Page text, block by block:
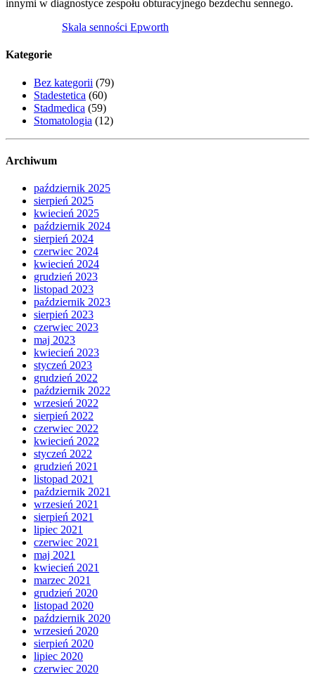
innymi w diagnostyce zespołu obturacyjnego bezdechu sennego.
Skala senności Epworth
Kategorie
Bez kategorii (79)
Stadestetica (60)
Stadmedica (59)
Stomatologia (12)
Archiwum
październik 2025
sierpień 2025
kwiecień 2025
październik 2024
sierpień 2024
czerwiec 2024
kwiecień 2024
grudzień 2023
listopad 2023
październik 2023
sierpień 2023
czerwiec 2023
maj 2023
kwiecień 2023
styczeń 2023
grudzień 2022
październik 2022
wrzesień 2022
sierpień 2022
czerwiec 2022
kwiecień 2022
styczeń 2022
grudzień 2021
listopad 2021
październik 2021
wrzesień 2021
sierpień 2021
lipiec 2021
czerwiec 2021
maj 2021
kwiecień 2021
marzec 2021
grudzień 2020
listopad 2020
październik 2020
wrzesień 2020
sierpień 2020
lipiec 2020
czerwiec 2020